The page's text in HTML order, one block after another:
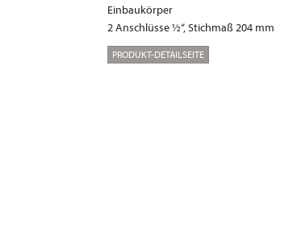
Einbaukörper
2 Anschlüsse ½“, Stichmaß 204 mm
PRODUKT-DETAILSEITE